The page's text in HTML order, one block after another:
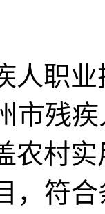
人职
市残
农村
，符